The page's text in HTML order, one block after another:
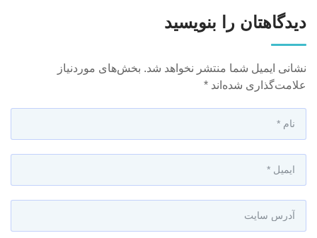
دیدگاهتان را بنویسید
نشانی ایمیل شما منتشر نخواهد شد. بخش‌های موردنیاز
علامت‌گذاری شده‌اند *